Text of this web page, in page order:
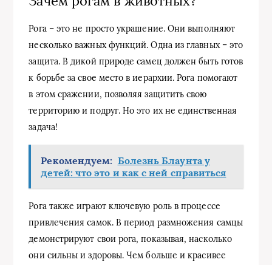
Рога – это не просто украшение. Они выполняют
несколько важных функций. Одна из главных – это
защита. В дикой природе самец должен быть готов
к борьбе за свое место в иерархии. Рога помогают
в этом сражении, позволяя защитить свою
территорию и подруг. Но это их не единственная
задача!
Рекомендуем: Болезнь Блаунта у
детей: что это и как с ней справиться
Рога также играют ключевую роль в процессе
привлечения самок. В период размножения самцы
демонстрируют свои рога, показывая, насколько
они сильны и здоровы. Чем больше и красивее